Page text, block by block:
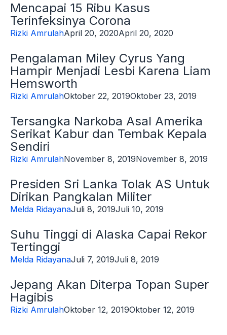
Mencapai 15 Ribu Kasus
Terinfeksinya Corona
Rizki AmrulahApril 20, 2020April 20, 2020
Pengalaman Miley Cyrus Yang
Hampir Menjadi Lesbi Karena Liam
Hemsworth
Rizki AmrulahOktober 22, 2019Oktober 23, 2019
Tersangka Narkoba Asal Amerika
Serikat Kabur dan Tembak Kepala
Sendiri
Rizki AmrulahNovember 8, 2019November 8, 2019
Presiden Sri Lanka Tolak AS Untuk
Dirikan Pangkalan Militer
Melda RidayanaJuli 8, 2019Juli 10, 2019
Suhu Tinggi di Alaska Capai Rekor
Tertinggi
Melda RidayanaJuli 7, 2019Juli 8, 2019
Jepang Akan Diterpa Topan Super
Hagibis
Rizki AmrulahOktober 12, 2019Oktober 12, 2019